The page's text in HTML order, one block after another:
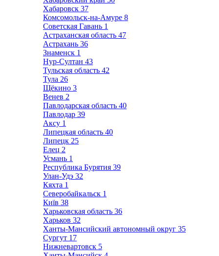
Хабаровск 37
Комсомольск-на-Амуре 8
Советская Гавань 1
Астраханская область 47
Астрахань 36
Знаменск 1
Нур-Султан 43
Тульская область 42
Тула 26
Щёкино 3
Венев 2
Павлодарская область 40
Павлодар 39
Аксу 1
Липецкая область 40
Липецк 25
Елец 2
Усмань 1
Республика Бурятия 39
Улан-Удэ 32
Кяхта 1
Северобайкальск 1
Київ 38
Харьковская область 36
Харьков 32
Ханты-Мансийский автономный округ 35
Сургут 17
Нижневартовск 5